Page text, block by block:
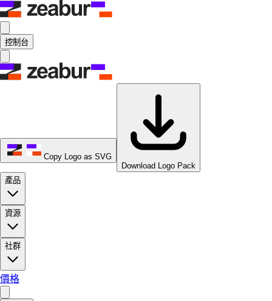
控制台
Copy Logo as SVG
Download Logo Pack
產品
資源
社群
價格